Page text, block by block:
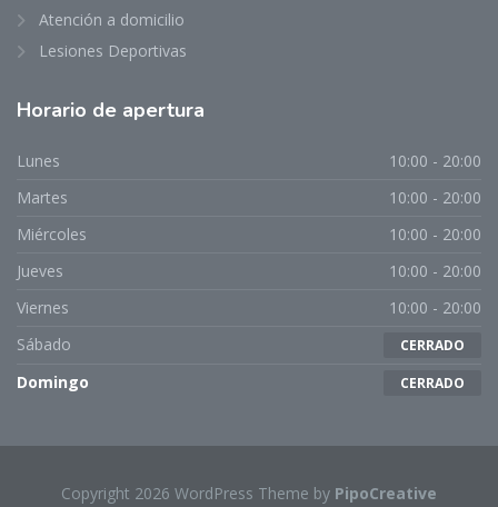
Atención a domicilio
Lesiones Deportivas
Horario de apertura
Lunes
10:00 - 20:00
Martes
10:00 - 20:00
Miércoles
10:00 - 20:00
Jueves
10:00 - 20:00
Viernes
10:00 - 20:00
Sábado
CERRADO
Domingo CERRADO
Copyright 2026 WordPress Theme by PipoCreative